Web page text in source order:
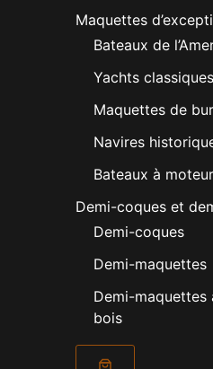
Maquettes
Bateaux de
Yachts classiques
Maquettes de
Navires
Bateaux à moteur
Demi-coques et
Demi-coques
Demi-maquettes
Demi-maquettes
bois